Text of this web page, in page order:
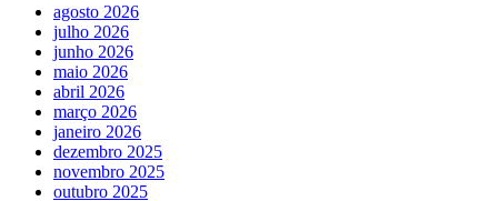
agosto 2026
julho 2026
junho 2026
maio 2026
abril 2026
março 2026
janeiro 2026
dezembro 2025
novembro 2025
outubro 2025